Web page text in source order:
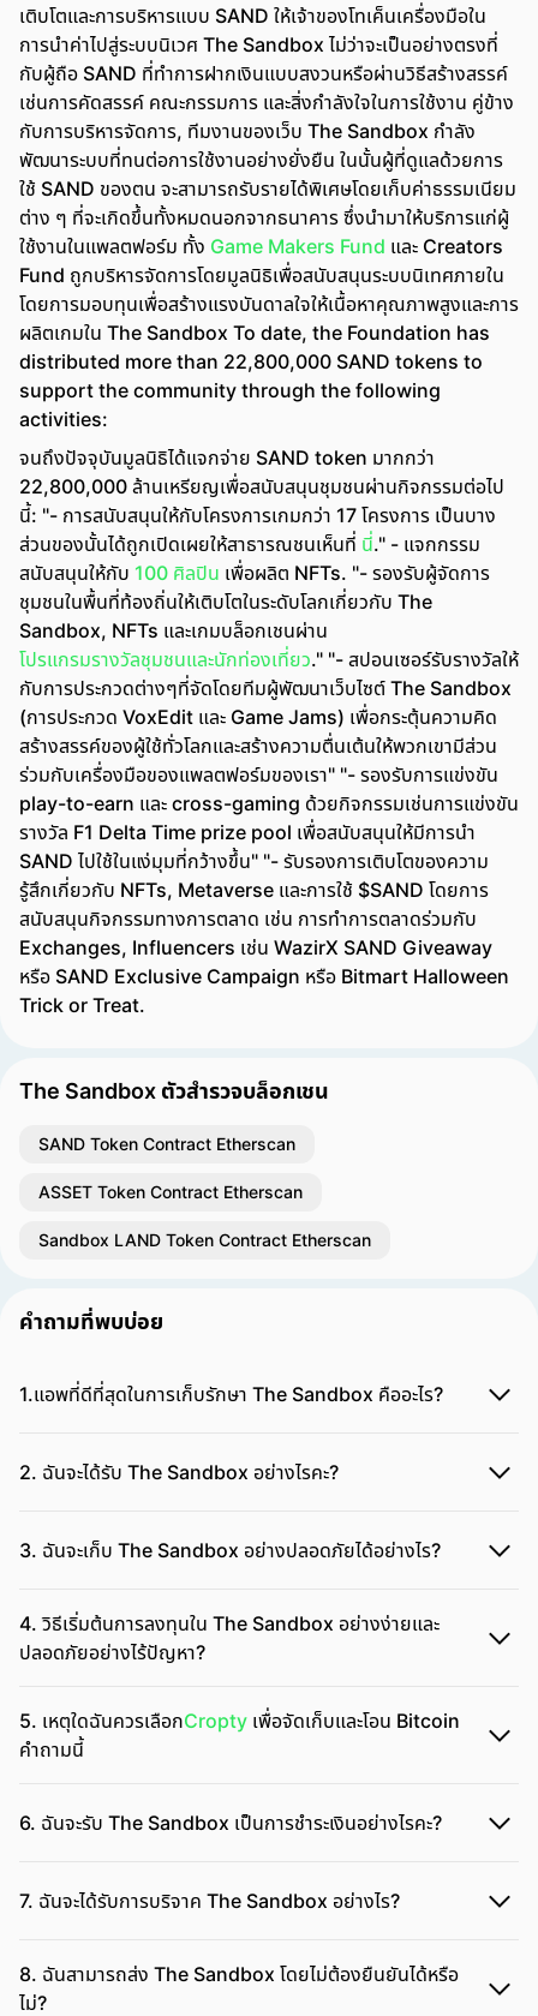
เติบโตและการบริหารแบบ SAND ให้เจ้าของโทเค็นเครื่องมือใน
การนำค่าไปสู่ระบบนิเวศ The Sandbox ไม่ว่าจะเป็นอย่างตรงที่
กับผู้ถือ SAND ที่ทำการฝากเงินแบบสงวนหรือผ่านวิธีสร้างสรรค์
เช่นการคัดสรรค์ คณะกรรมการ และสิ่งกำลังใจในการใช้งาน คู่ข้าง
กับการบริหารจัดการ, ทีมงานของเว็บ The Sandbox กำลัง
พัฒนาระบบที่ทนต่อการใช้งานอย่างยั่งยืน ในนั้นผู้ที่ดูแลด้วยการ
ใช้ SAND ของตน จะสามารถรับรายได้พิเศษโดยเก็บค่าธรรมเนียม
ต่าง ๆ ที่จะเกิดขึ้นทั้งหมดนอกจากธนาคาร ซึ่งนำมาให้บริการแก่ผู้
ใช้งานในแพลตฟอร์ม ทั้ง Game Makers Fund และ Creators
Fund ถูกบริหารจัดการโดยมูลนิธิเพื่อสนับสนุนระบบนิเทศภายใน
โดยการมอบทุนเพื่อสร้างแรงบันดาลใจให้เนื้อหาคุณภาพสูงและการ
ผลิตเกมใน The Sandbox To date, the Foundation has
distributed more than 22,800,000 SAND tokens to
support the community through the following
activities:
จนถึงปัจจุบันมูลนิธิได้แจกจ่าย SAND token มากกว่า
22,800,000 ล้านเหรียญเพื่อสนับสนุนชุมชนผ่านกิจกรรมต่อไป
นี้: "- การสนับสนุนให้กับโครงการเกมกว่า 17 โครงการ เป็นบาง
ส่วนของนั้นได้ถูกเปิดเผยให้สาธารณชนเห็นที่ นี่." - แจกกรรม
สนับสนุนให้กับ 100 ศิลปิน เพื่อผลิต NFTs. "- รองรับผู้จัดการ
ชุมชนในพื้นที่ท้องถิ่นให้เติบโตในระดับโลกเกี่ยวกับ The
Sandbox, NFTs และเกมบล็อกเชนผ่าน
โปรแกรมรางวัลชุมชนและนักท่องเที่ยว." "- สปอนเซอร์รับรางวัลให้
กับการประกวดต่างๆที่จัดโดยทีมผู้พัฒนาเว็บไซต์ The Sandbox
(การประกวด VoxEdit และ Game Jams) เพื่อกระตุ้นความคิด
สร้างสรรค์ของผู้ใช้ทั่วโลกและสร้างความตื่นเต้นให้พวกเขามีส่วน
ร่วมกับเครื่องมือของแพลตฟอร์มของเรา" "- รองรับการแข่งขัน
play-to-earn และ cross-gaming ด้วยกิจกรรมเช่นการแข่งขัน
รางวัล F1 Delta Time prize pool เพื่อสนับสนุนให้มีการนำ
SAND ไปใช้ในแง่มุมที่กว้างขึ้น" "- รับรองการเติบโตของความ
รู้สึกเกี่ยวกับ NFTs, Metaverse และการใช้ $SAND โดยการ
สนับสนุนกิจกรรมทางการตลาด เช่น การทำการตลาดร่วมกับ
Exchanges, Influencers เช่น WazirX SAND Giveaway
หรือ SAND Exclusive Campaign หรือ Bitmart Halloween
Trick or Treat.
The Sandbox ตัวสำรวจบล็อกเชน
SAND Token Contract Etherscan
ASSET Token Contract Etherscan
Sandbox LAND Token Contract Etherscan
คำถามที่พบบ่อย
1.แอพที่ดีที่สุดในการเก็บรักษา The Sandbox คืออะไร?
2. ฉันจะได้รับ The Sandbox อย่างไรคะ?
3. ฉันจะเก็บ The Sandbox อย่างปลอดภัยได้อย่างไร?
4. วิธีเริ่มต้นการลงทุนใน The Sandbox อย่างง่ายและ
ปลอดภัยอย่างไร้ปัญหา?
5. เหตุใดฉันควรเลือกCropty เพื่อจัดเก็บและโอน Bitcoin
คำถามนี้
6. ฉันจะรับ The Sandbox เป็นการชำระเงินอย่างไรคะ?
7. ฉันจะได้รับการบริจาค The Sandbox อย่างไร?
8. ฉันสามารถส่ง The Sandbox โดยไม่ต้องยืนยันได้หรือ
ไม่?